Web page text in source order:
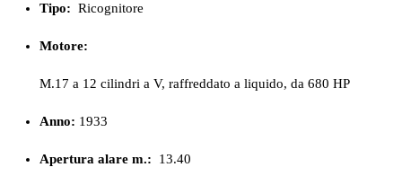
Tipo: Ricognitore
Motore:
M.17 a 12 cilindri a V, raffreddato a liquido, da 680 HP
Anno: 1933
Apertura alare m.: 13.40